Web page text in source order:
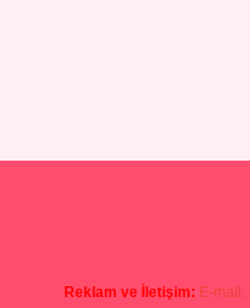
Reklam ve İletişim: E-mail: